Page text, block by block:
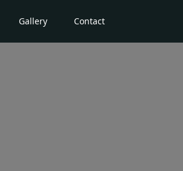
Gallery Contact